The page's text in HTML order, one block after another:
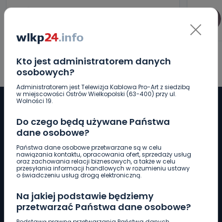
Kto jest administratorem danych
osobowych?
Administratorem jest Telewizja Kablowa Pro-Art z siedzibą
w miejscowości Ostrów Wielkopolski (63-400) przy ul.
Wolności 19.
Do czego będą używane Państwa
dane osobowe?
Państwa dane osobowe przetwarzane są w celu
nawiązania kontaktu, opracowania ofert, sprzedaży usług
oraz zachowania relacji biznesowych, a także w celu
przesyłania informacji handlowych w rozumieniu ustawy
o świadczeniu usług drogą elektroniczną.
Na jakiej podstawie będziemy
przetwarzać Państwa dane osobowe?
Pobierz logotyp
LINIA INTERWENCYJNA
661 997 997
REDAKCJA
62 735 22 22 redakcja@wlkp24.info